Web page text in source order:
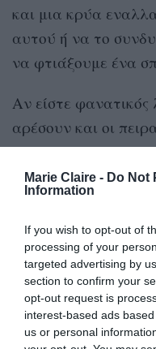
Marie Claire - Do Not
Information
If you wish to opt-out of
processing of your
targeted advertising by
section to confirm your
opt-out request is
interest-based ads
us or personal
και μια κρύα
αυτού ή να το
να φτιάξουμε ένα
Αν είστε
αρέσουν και οι
μπορείτε να
καφέ σας, ειδικά
χαλάρωσης, όπου
προτάσεις και
Να τονίσουμε
ρόφημαέχει υψηλή
το τζίντζερ, όσο
καγιέν είναι